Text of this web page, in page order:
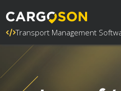
Transport Management